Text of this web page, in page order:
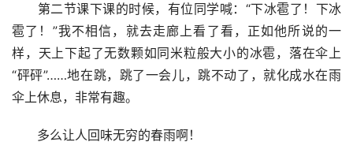
第二节课下课的时候，有位同学喊：“下冰雹了！下冰
雹了！”我不相信，就去走廊上看了看，正如他所说的一
样，天上下起了无数颗如同米粒般大小的冰雹，落在伞上
“砰砰”……地在跳，跳了一会儿，跳不动了，就化成水在雨
伞上休息，非常有趣。
多么让人回味无穷的春雨啊！